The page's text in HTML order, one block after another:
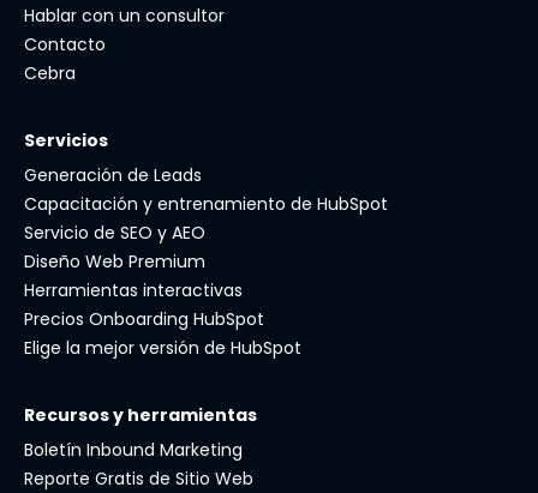
Hablar con un consultor
Contacto
Cebra
Servicios
Generación de Leads
Capacitación y entrenamiento de HubSpot
Servicio de SEO y AEO
Diseño Web Premium
Herramientas interactivas
Precios Onboarding HubSpot
Elige la mejor versión de HubSpot
Recursos y herramientas
Boletín Inbound Marketing
Reporte Gratis de Sitio Web